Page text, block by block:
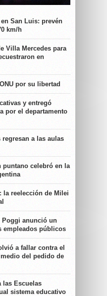
San Luis: prevén
km/h
Villa Mercedes para
en
por su libertad
y entregó
por el departamento
a las aulas
puntano celebró en la
la reelección de Milei
Poggi anunció un
empleados públicos
a fallar contra el
del pedido de
las Escuelas
sistema educativo